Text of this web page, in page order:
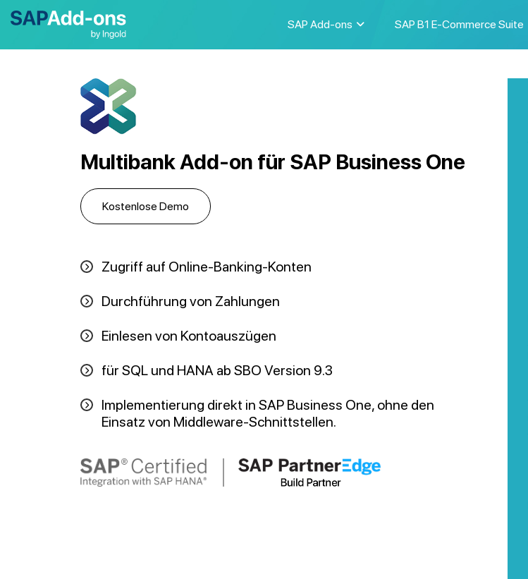
SAP Add-ons SAP B1 E-Commerce Suite
Multibank Add-on für SAP Business One
Kostenlose Demo
Zugriff auf Online-Banking-Konten
Durchführung von Zahlungen
Einlesen von Kontoauszügen
für SQL und HANA ab SBO Version 9.3
Implementierung direkt in SAP Business One, ohne den
Einsatz von Middleware-Schnittstellen.